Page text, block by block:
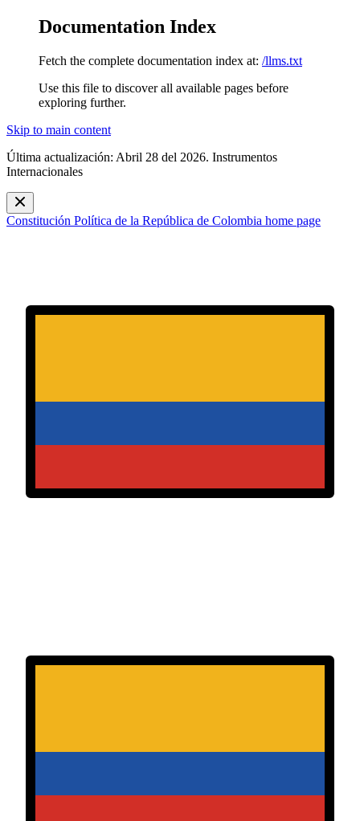
Documentation Index
Fetch the complete documentation index at: /llms.txt
Use this file to discover all available pages before
exploring further.
Skip to main content
Última actualización: Abril 28 del 2026. Instrumentos
Internacionales
Constitución Política de la República de Colombia home page